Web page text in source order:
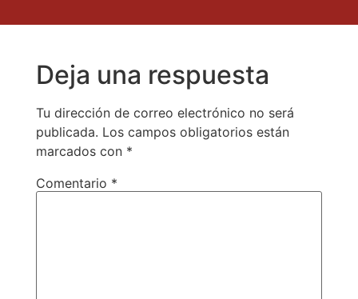
Deja una respuesta
Tu dirección de correo electrónico no será
publicada. Los campos obligatorios están
marcados con *
Comentario *